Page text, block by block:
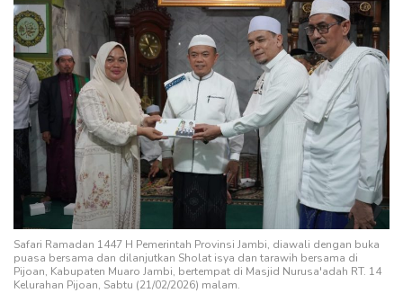
Safari Ramadan 1447 H Pemerintah Provinsi Jambi, diawali dengan buka
puasa bersama dan dilanjutkan Sholat isya dan tarawih bersama di
Pijoan, Kabupaten Muaro Jambi, bertempat di Masjid Nurusa'adah RT. 14
Kelurahan Pijoan, Sabtu (21/02/2026) malam.